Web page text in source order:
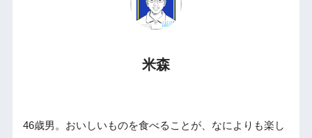
米森
46歳男。おいしいものを食べることが、なによりも楽し